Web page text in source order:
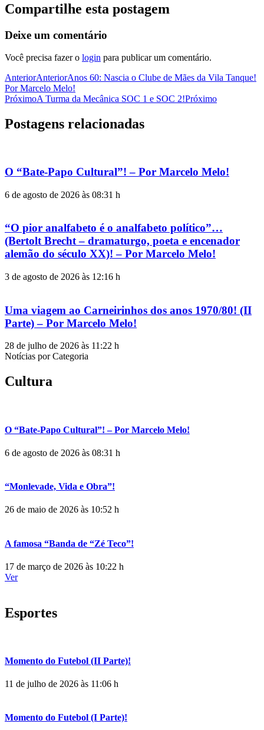
Compartilhe esta postagem
Deixe um comentário
Você precisa fazer o login para publicar um comentário.
AnteriorAnteriorAnos 60: Nascia o Clube de Mães da Vila Tanque!
Por Marcelo Melo!
PróximoA Turma da Mecânica SOC 1 e SOC 2!Próximo
Postagens relacionadas
O “Bate-Papo Cultural”! – Por Marcelo Melo!
6 de agosto de 2026 às 08:31 h
“O pior analfabeto é o analfabeto político”…
(Bertolt Brecht – dramaturgo, poeta e encenador
alemão do século XX)! – Por Marcelo Melo!
3 de agosto de 2026 às 12:16 h
Uma viagem ao Carneirinhos dos anos 1970/80! (II
Parte) – Por Marcelo Melo!
28 de julho de 2026 às 11:22 h
Notícias por Categoria
Cultura
O “Bate-Papo Cultural”! – Por Marcelo Melo!
6 de agosto de 2026 às 08:31 h
“Monlevade, Vida e Obra”!
26 de maio de 2026 às 10:52 h
A famosa “Banda de “Zé Teco”!
17 de março de 2026 às 10:22 h
Ver
Esportes
Momento do Futebol (II Parte)!
11 de julho de 2026 às 11:06 h
Momento do Futebol (I Parte)!